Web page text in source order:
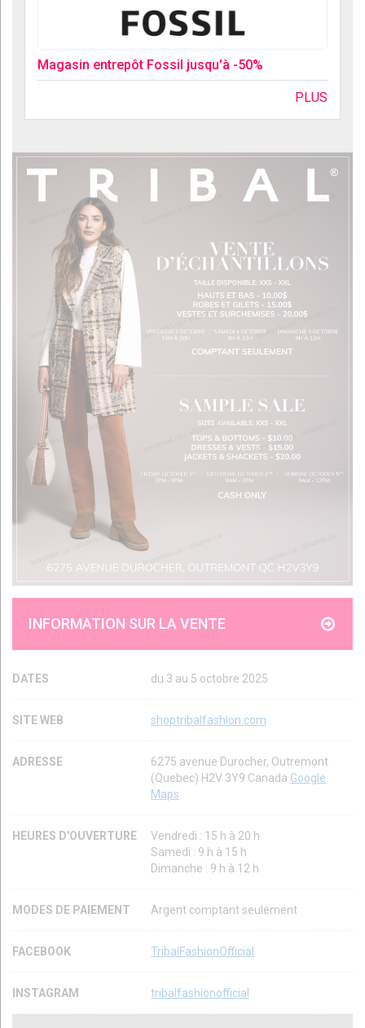
Magasin entrepôt Fossil jusqu'à -50%
PLUS
INFORMATION SUR LA VENTE
DATES du 3 au 5 octobre 2025
SITE WEB shoptribalfashion.com
ADRESSE
6275 avenue Durocher, Outremont
(Quebec) H2V 3Y9 Canada Google
Maps
HEURES D'OUVERTURE
Vendredi : 15 h à 20 h
Samedi : 9 h à 15 h
Dimanche : 9 h à 12 h
MODES DE PAIEMENT Argent comptant seulement
FACEBOOK TribalFashionOfficial
INSTAGRAM tribalfashionofficial